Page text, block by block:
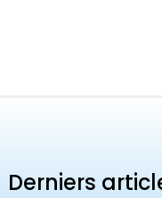
Derniers